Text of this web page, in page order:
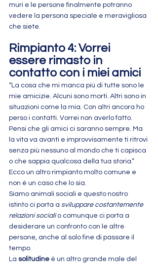
muri e le persone finalmente potranno
vedere la persona speciale e meravigliosa
che siete.
Rimpianto 4: Vorrei
essere rimasto in
contatto con i miei amici
“La cosa che mi manca più di tutte sono le
mie amicizie. Alcuni sono morti. Altri sono in
situazioni come la mia. Con altri ancora ho
perso i contatti. Vorrei non averlo fatto.
Pensi che gli amici ci saranno sempre. Ma
la vita va avanti e improvvisamente ti ritrovi
senza più nessuno al mondo che ti capisca
o che sappia qualcosa della tua storia.”
Ecco un altro rimpianto molto comune e
non è un caso che lo sia.
Siamo animali sociali e questo nostro
istinto ci porta a sviluppare costantemente
relazioni sociali o comunque ci porta a
desiderare un confronto con le altre
persone, anche al solo fine di passare il
tempo.
La solitudine è un altro grande male del